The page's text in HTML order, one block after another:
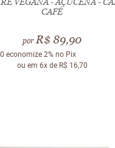
VEGANA - AÇUCENA -
CAFÉ
por R$ 89,90
economize2% no Pix
ou em 6xde R$ 16,70